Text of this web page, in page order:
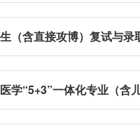
（含直接攻博）复试与录